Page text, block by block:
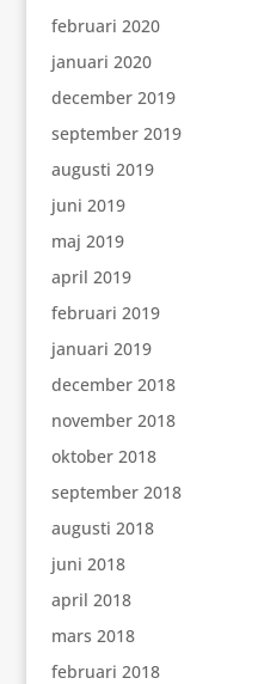
februari 2020
januari 2020
december 2019
september 2019
augusti 2019
juni 2019
maj 2019
april 2019
februari 2019
januari 2019
december 2018
november 2018
oktober 2018
september 2018
augusti 2018
juni 2018
april 2018
mars 2018
februari 2018